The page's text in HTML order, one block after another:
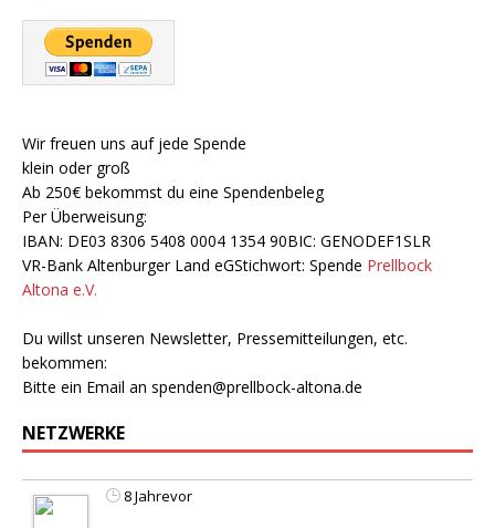
Wir freuen uns auf jede Spende
klein oder groß
Ab 250€ bekommst du eine Spendenbeleg
Per Überweisung:
IBAN: DE03 8306 5408 0004 1354 90BIC: GENODEF1SLR
VR-Bank Altenburger Land eGStichwort: Spende Prellbock
Altona e.V.
Du willst unseren Newsletter, Pressemitteilungen, etc.
bekommen:
Bitte ein Email an spenden@prellbock-altona.de
NETZWERKE
8 Jahrevor